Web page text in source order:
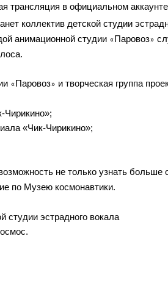
трансляция в официальном
коллектив детской студии
анимационной студии «Паровоз»
«Паровоз» и творческая группа
Чирикино»;
«Чик-Чирикино»;
по Музею космонавтики.
студии эстрадного вокала